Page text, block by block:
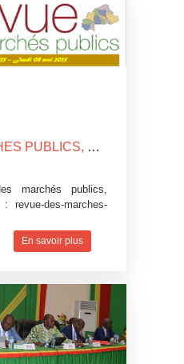
REVUE DES MARCHES PUBLICS, N°4135
marchés publics,
: revue-des-marches-
En savoir plus